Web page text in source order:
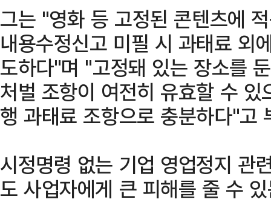
그는 "영화 등 고정된 콘텐츠에
내용수정신고 미필 시 과태료 외
도하다"며 "고정돼 있는 장소를
처벌 조항이 여전히 유효할 수
행 과태료 조항으로 충분하다"고
시정명령 없는 기업 영업정지 관
도 사업자에게 큰 피해를 줄 수